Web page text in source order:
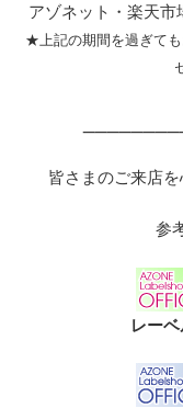
アゾネット・楽天市
★上記の期間を過ぎて
皆さまのご来店
参
レー